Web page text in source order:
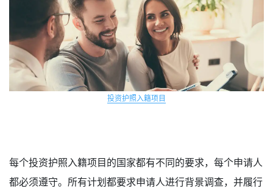
投资护照入籍项目
每个投资护照入籍项目的国家都有不同的要求，每个申请人
都必须遵守。所有计划都要求申请人进行背景调查，并履行